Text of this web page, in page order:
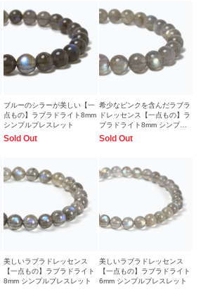
ブルーのシラーが美しい【一
点もの】ラブラドライト8mm
シンプルブレスレット
Sold Out
希少なピンクを含んだラブラ
ドレッセンス【一点もの】ラ
ブラドライト8mm シンプル
ブレスレット
Sold Out
美しいラブラドレッセンス
【一点もの】ラブラドライト
8mm シンプルブレスレット
美しいラブラドレッセンス
【一点もの】ラブラドライト
6mm シンプルブレスレット